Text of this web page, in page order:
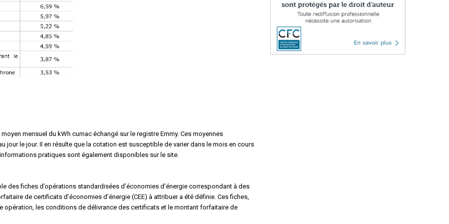
mensuel du kWh cumac échangé sur le registre Emmy. Ces moyennes
jour le jour. Il en résulte que la cotation est susceptible de varier dans le mois en cours
pratiques sont également disponibles sur le site.
des fiches d’opérations standardisées d’économies d’énergie correspondant à des
de certificats d’économies d’énergie (CEE) à attribuer a été définie. Ces fiches,
opération, les conditions de délivrance des certificats et le montant forfaitaire de